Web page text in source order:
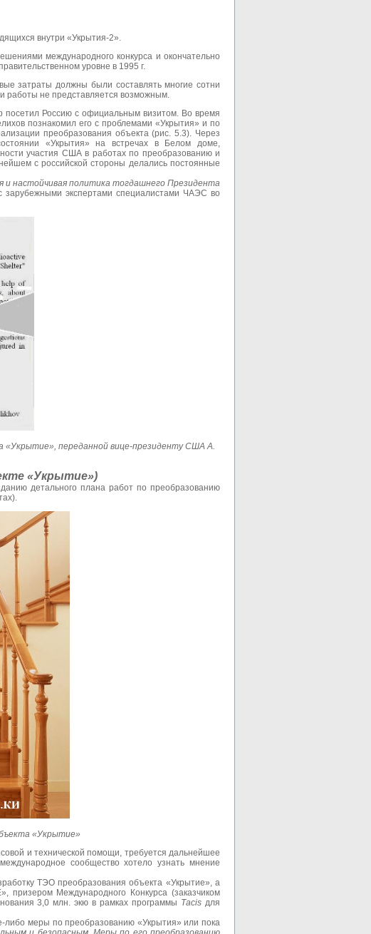
внутри «Укрытия-2».
международного конкурса и окончательно
уровне в 1995 г.
затраты должны были составлять многие сотни
работы не представляется возможным.
посетил Россию с официальным визитом. Во время
познакомил его с проблемами «Укрытия» и по
преобразования объекта (рис. 5.3). Через
«Укрытия» на встречах в Белом доме,
участия США в работах по преобразованию и
с российской стороны делались постоянные
и настойчивая политика тогдашнего Президента
зарубежными экспертами специалистами ЧАЭС во
«Укрытие», переданной вице-президенту США А.
«Укрытие»)
детального плана работ по преобразованию
«Укрытие»
и технической помощи, требуется дальнейшее
сообщество хотело узнать мнение
ТЭО преобразования объекта «Укрытие», а
Международного Конкурса (заказчиком
3,0 млн. экю в рамках программы Тacis для
либо меры по преобразованию «Укрытия» или пока